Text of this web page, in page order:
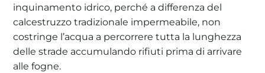
inquinamento idrico, perché a differenza del
calcestruzzo tradizionale impermeabile, non
costringe l’acqua a percorrere tutta la lunghezza
delle strade accumulando rifiuti prima di arrivare
alle fogne.